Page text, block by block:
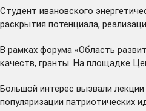
Студент ивановского
раскрытия потенциала,
В рамках форума «Область
качеств, гранты. На площадке
Большой интерес вызвали
популяризации патриотических